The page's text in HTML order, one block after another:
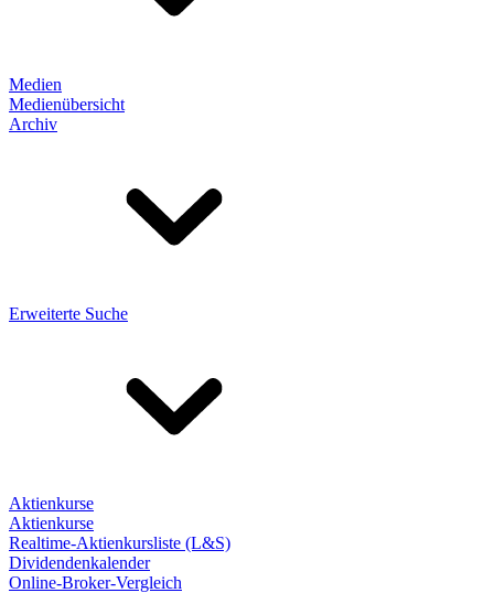
Medien
Medienübersicht
Archiv
Erweiterte Suche
Aktienkurse
Aktienkurse
Realtime-Aktienkursliste (L&S)
Dividendenkalender
Online-Broker-Vergleich